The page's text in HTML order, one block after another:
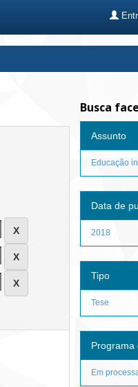
Busca
Assunto
Educação
Data de
2018
Tipo
Tese
Programa
Em